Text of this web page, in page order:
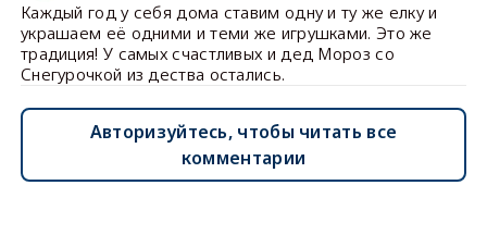
Каждый год у себя дома ставим одну и ту же елку и
украшаем её одними и теми же игрушками. Это же
традиция! У самых счастливых и дед Мороз со
Снегурочкой из дества остались.
Авторизуйтесь, чтобы читать все
комментарии